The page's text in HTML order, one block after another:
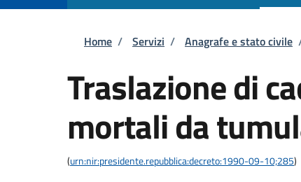
Briciole di pane
Home / Servizi / Anagrafe e stato civile
Traslazione di
mortali da
(urn:nir:presidente.repubblica:decreto:1990-09-10;285)